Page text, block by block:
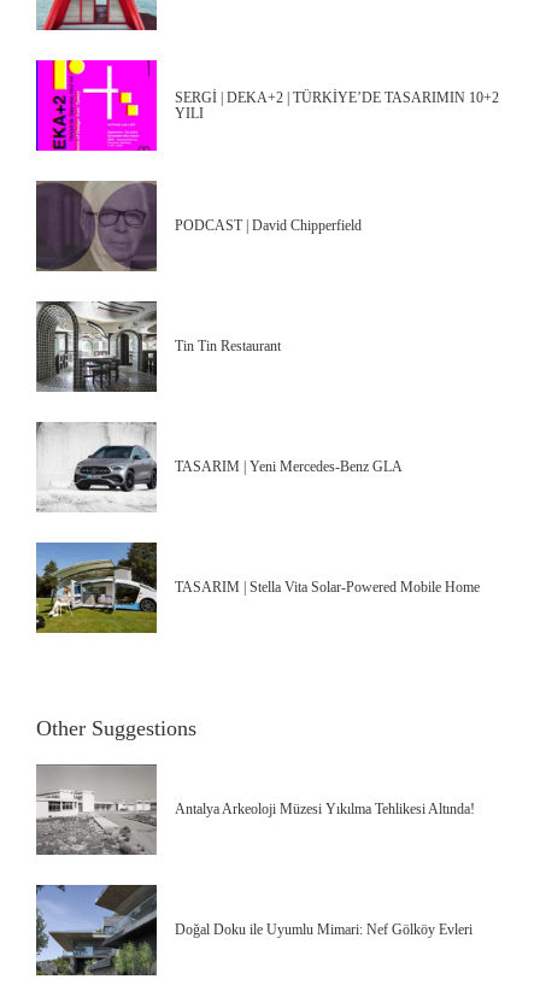
SERGİ | DEKA+2 | TÜRKİYE’DE TASARIMIN 10+2
YILI
PODCAST | David Chipperfield
Tin Tin Restaurant
TASARIM | Yeni Mercedes-Benz GLA
TASARIM | Stella Vita Solar-Powered Mobile Home
Other Suggestions
Antalya Arkeoloji Müzesi Yıkılma Tehlikesi Altında!
Doğal Doku ile Uyumlu Mimari: Nef Gölköy Evleri